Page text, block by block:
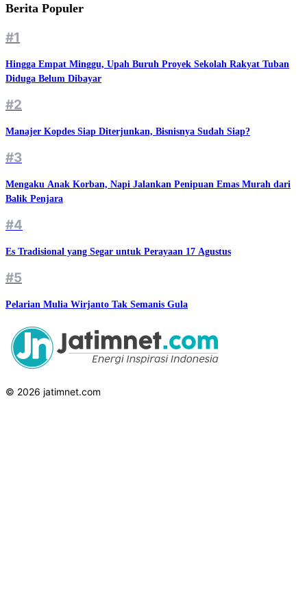
Berita Populer
#1
Hingga Empat Minggu, Upah Buruh Proyek Sekolah Rakyat Tuban
Diduga Belum Dibayar
#2
Manajer Kopdes Siap Diterjunkan, Bisnisnya Sudah Siap?
#3
Mengaku Anak Korban, Napi Jalankan Penipuan Emas Murah dari
Balik Penjara
#4
Es Tradisional yang Segar untuk Perayaan 17 Agustus
#5
Pelarian Mulia Wirjanto Tak Semanis Gula
© 2026 jatimnet.com